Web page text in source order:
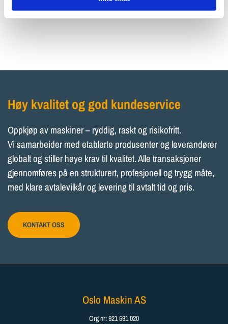
Høy kvalitet og god kundeservice
Oppkjøp av maskiner – ryddig, raskt og risikofritt.
Vi samarbeider med etablerte produsenter og leverandører
globalt og stiller høye krav til kvalitet. Alle transaksjoner
gjennomføres på en strukturert, profesjonell og trygg måte,
med klare avtalevilkår og levering til avtalt tid og pris.
KONTAKT OSS
Oslo Maskin AS
Org nr: 921 591 020